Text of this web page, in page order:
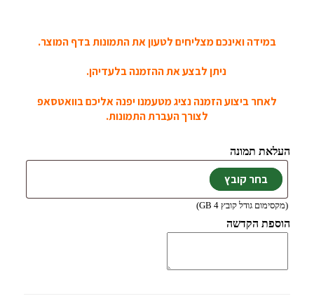
במידה ואינכם מצליחים לטעון את התמונות בדף המוצר.
ניתן לבצע את ההזמנה בלעדיהן.
לאחר ביצוע הזמנה נציג מטעמנו יפנה אליכם בוואטסאפ
לצורך העברת התמונות.
העלאת תמונה
(מקסימום גודל קובץ 4 GB)
הוספת הקדשה